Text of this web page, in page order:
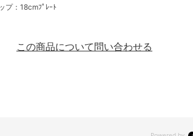
プ：18cmﾌﾟﾚｰﾄ
この商品について問い合わせる